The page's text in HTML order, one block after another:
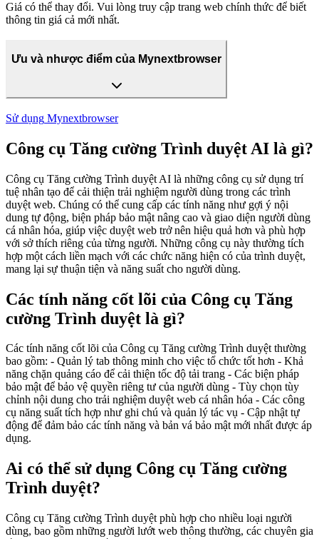
Giá có thể thay đổi. Vui lòng truy cập trang web chính thức để biết
thông tin giá cả mới nhất.
Ưu và nhược điểm của Mynextbrowser
Sử dụng Mynextbrowser
Công cụ Tăng cường Trình duyệt AI là gì?
Công cụ Tăng cường Trình duyệt AI là những công cụ sử dụng trí
tuệ nhân tạo để cải thiện trải nghiệm người dùng trong các trình
duyệt web. Chúng có thể cung cấp các tính năng như gợi ý nội
dung tự động, biện pháp bảo mật nâng cao và giao diện người dùng
cá nhân hóa, giúp việc duyệt web trở nên hiệu quả hơn và phù hợp
với sở thích riêng của từng người. Những công cụ này thường tích
hợp một cách liền mạch với các chức năng hiện có của trình duyệt,
mang lại sự thuận tiện và năng suất cho người dùng.
Các tính năng cốt lõi của Công cụ Tăng
cường Trình duyệt là gì?
Các tính năng cốt lõi của Công cụ Tăng cường Trình duyệt thường
bao gồm: - Quản lý tab thông minh cho việc tổ chức tốt hơn - Khả
năng chặn quảng cáo để cải thiện tốc độ tải trang - Các biện pháp
bảo mật để bảo vệ quyền riêng tư của người dùng - Tùy chọn tùy
chỉnh nội dung cho trải nghiệm duyệt web cá nhân hóa - Các công
cụ năng suất tích hợp như ghi chú và quản lý tác vụ - Cập nhật tự
động để đảm bảo các tính năng và bản vá bảo mật mới nhất được áp
dụng.
Ai có thể sử dụng Công cụ Tăng cường
Trình duyệt?
Công cụ Tăng cường Trình duyệt phù hợp cho nhiều loại người
dùng, bao gồm những người lướt web thông thường, các chuyên gia